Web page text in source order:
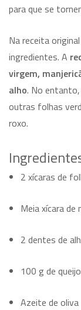
para que se
Na receita
ingredientes. A
virgem,
alho. No
outras folhas
roxo.
2 xícaras de
Meia xícara
2 dentes de
100 g de
Azeite de oliva